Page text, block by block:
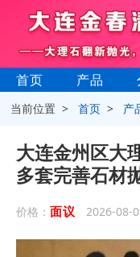
首页 产品
当前位置 >首页 > 产
大连金州区大
多套完善石材
价格： 面议 2026-08-